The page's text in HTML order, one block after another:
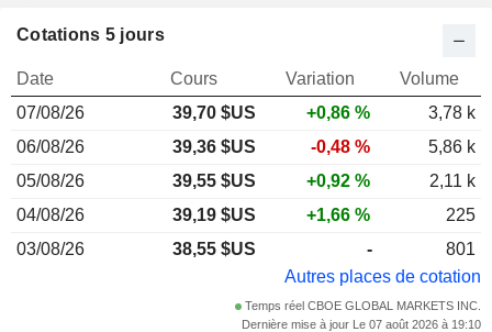
Cotations 5 jours
Date Cours Variation
Volume
07/08/26
39,70 $US +0,86 %
3,78 k
06/08/26
39,36 $US -0,48 %
5,86 k
05/08/26
39,55 $US +0,92 %
2,11 k
04/08/26
39,19 $US +1,66 %
225
03/08/26
38,55 $US -
801
Autres places de cotation
Temps réel CBOE GLOBAL MARKETS INC.
Dernière mise à jour Le 07 août 2026 à 19:10